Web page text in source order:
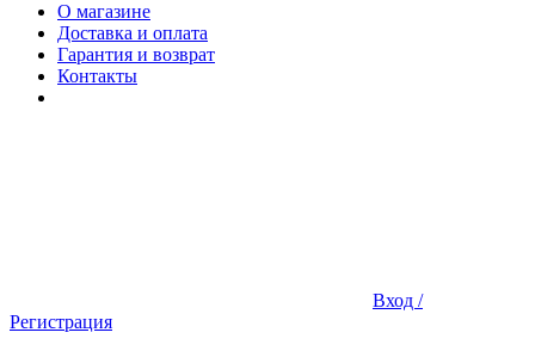
О магазине
Доставка и оплата
Гарантия и возврат
Контакты
Вход /
Регистрация